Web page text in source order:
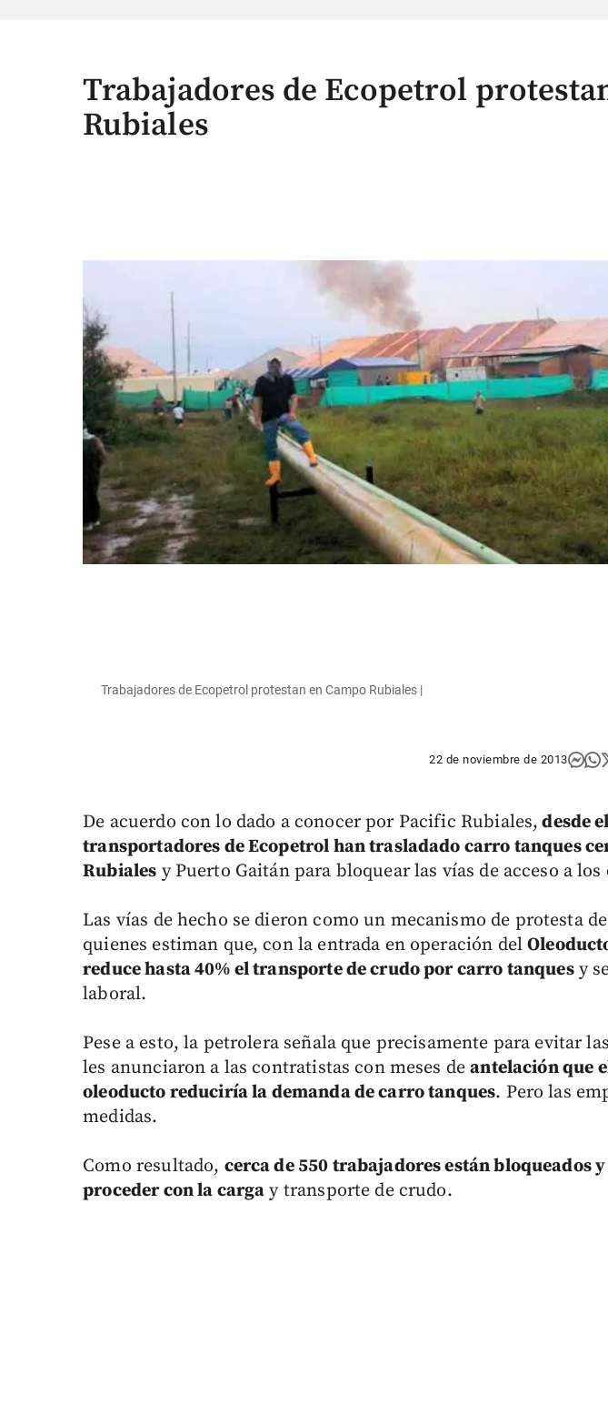
Trabajadores de Ecopetrol
Rubiales
Trabajadores de Ecopetrol protestan en Campo Rubiales |
22 de noviembre de 2013
De acuerdo con lo dado a conocer por Pacific Rubiales, desde
transportadores de Ecopetrol han trasladado carro tanques
Rubiales y Puerto Gaitán para bloquear las vías de acceso a los
Las vías de hecho se dieron como un mecanismo de protesta
quienes estiman que, con la entrada en operación del
reduce hasta 40% el transporte de crudo por carro tanquesy
laboral.
Pese a esto, la petrolera señala que precisamente para evitar
les anunciaron a las contratistas con meses deantelación que
oleoducto reduciría la demanda de carro tanques. Pero las
medidas.
Como resultado, cerca de 550 trabajadores están bloqueados
proceder con la carga y transporte de crudo.